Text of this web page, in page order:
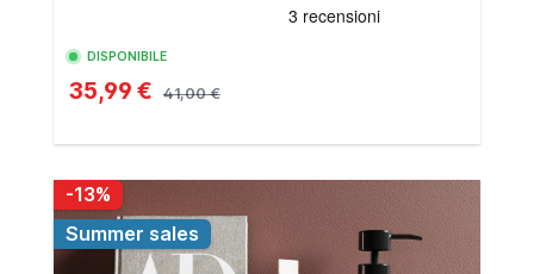
DISPONIBILE
35,99 € 41,00 €
-13%
Summer sales